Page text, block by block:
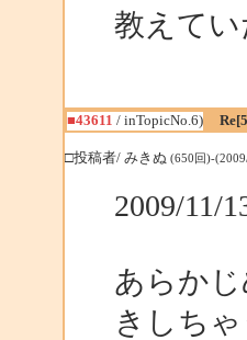
教えて
■43611 / inTopicNo.6)
□投稿者/ みきぬ (650回)-
2009/11/
あらか
きしちゃ